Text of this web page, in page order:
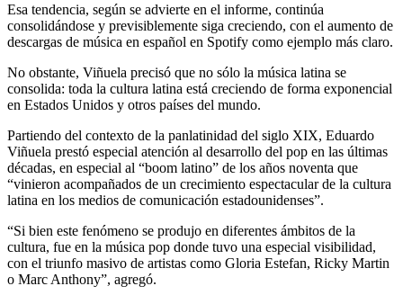
Esa tendencia, según se advierte en el informe, continúa
consolidándose y previsiblemente siga creciendo, con el aumento de
descargas de música en español en Spotify como ejemplo más claro.
No obstante, Viñuela precisó que no sólo la música latina se
consolida: toda la cultura latina está creciendo de forma exponencial
en Estados Unidos y otros países del mundo.
Partiendo del contexto de la panlatinidad del siglo XIX, Eduardo
Viñuela prestó especial atención al desarrollo del pop en las últimas
décadas, en especial al “boom latino” de los años noventa que
“vinieron acompañados de un crecimiento espectacular de la cultura
latina en los medios de comunicación estadounidenses”.
“Si bien este fenómeno se produjo en diferentes ámbitos de la
cultura, fue en la música pop donde tuvo una especial visibilidad,
con el triunfo masivo de artistas como Gloria Estefan, Ricky Martin
o Marc Anthony”, agregó.